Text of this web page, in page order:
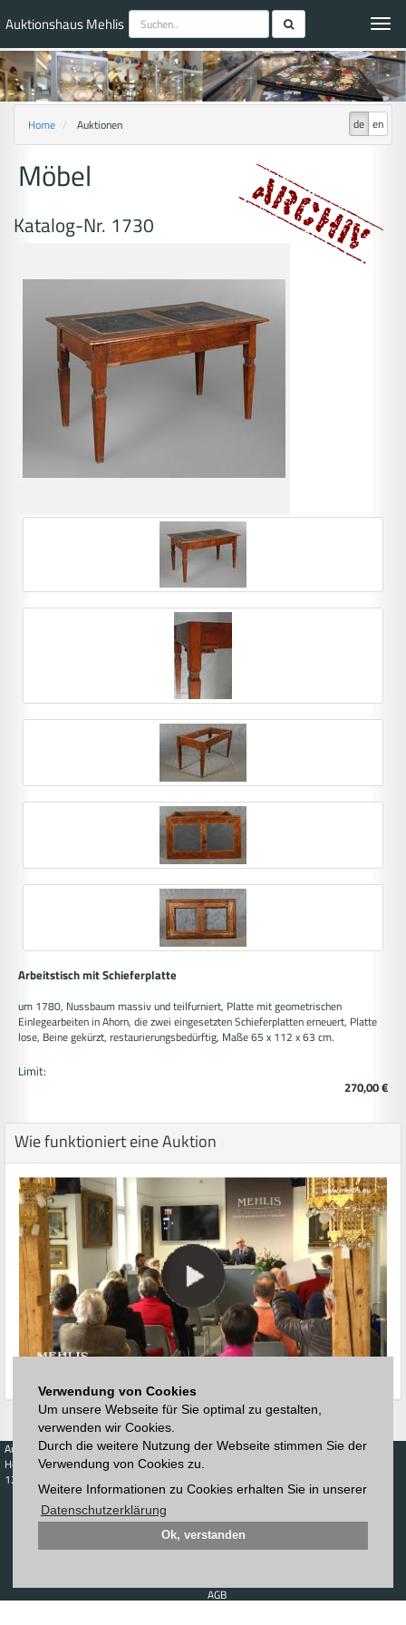
Verwendung von Cookies
Um unsere Webseite für Sie optimal zu gestalten,
verwenden wir Cookies.
Durch die weitere Nutzung der Webseite stimmen Sie der
Verwendung von Cookies zu.
Weitere Informationen zu Cookies erhalten Sie in unserer
Datenschutzerklärung
Ok, verstanden
Auktionshaus Mehlis
de en
Home Auktionen
Möbel
Katalog-Nr. 1730
Arbeitstisch mit Schieferplatte
um 1780, Nussbaum massiv und teilfurniert, Platte mit geometrischen
Einlegearbeiten in Ahorn, die zwei eingesetzten Schieferplatten erneuert, Platte
lose, Beine gekürzt, restaurierungsbedürftig, Maße 65 x 112 x 63 cm.
Limit:
270,00 €
Wie funktioniert eine Auktion
Auktionen
Höchstzuschläge
123. Auktion
Zeitplan
Katalog
Blätterkatalog
Kaufen
Kalender
Verkaufen
Preisdatenbank
Auktionshaus
Registrieren
Newsletter
Downloads
AGB